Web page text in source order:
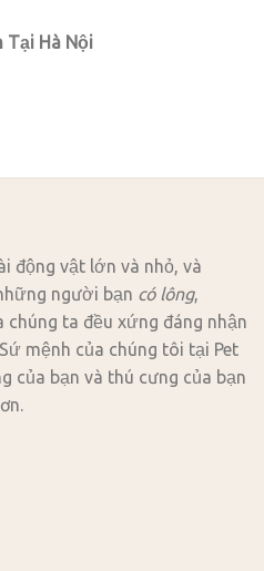
Tại Hà Nội
động vật lớn và nhỏ, và
người bạn có lông,
chúng ta đều xứng đáng nhận
mệnh của chúng tôi tại Pet
của bạn và thú cưng của bạn